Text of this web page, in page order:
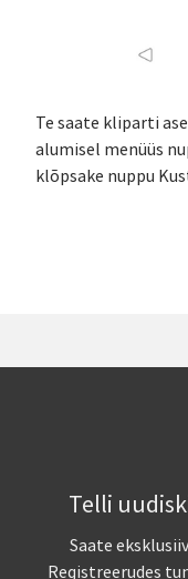
Te saate kliparti
alumisel menüüs
klõpsake nuppu
Telli
Saate
Registreerudes